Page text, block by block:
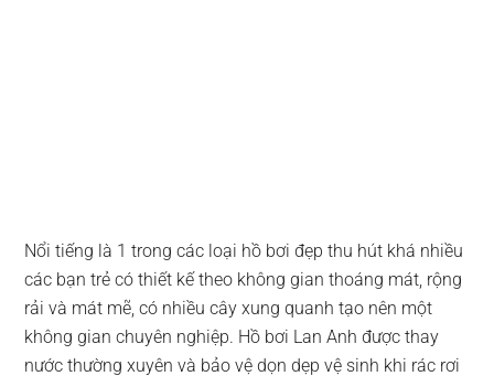
Nổi tiếng là 1 trong các loại hồ bơi đẹp thu hút khá nhiều
các bạn trẻ có thiết kế theo không gian thoáng mát, rộng
rải và mát mẽ, có nhiều cây xung quanh tạo nên một
không gian chuyên nghiệp. Hồ bơi Lan Anh được thay
nước thường xuyên và bảo vệ dọn dẹp vệ sinh khi rác rơi